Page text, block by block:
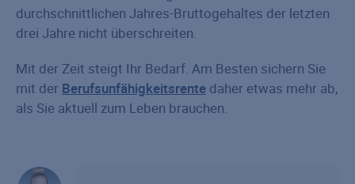
durchschnittlichen Jahres-Bruttogehaltes der letzten
drei Jahre nicht überschreiten.
Mit der Zeit steigt Ihr Bedarf. Am Besten sichern Sie
mit der Berufsunfähigkeitsrente daher etwas mehr ab,
als Sie aktuell zum Leben brauchen.